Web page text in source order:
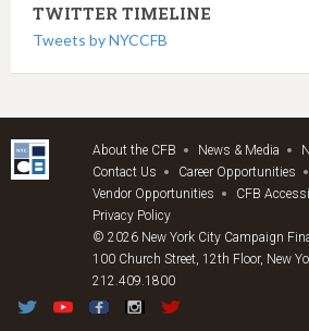
TWITTER TIMELINE
Tweets by NYCCFB
About the CFB News & Media
Contact Us
Career Opportunities
Vendor Opportunities
CFB
Privacy Policy
© 2026 New York City Campaign
100 Church Street, 12th Floor, New
212.409.1800